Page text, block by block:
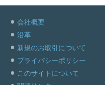
会社概要
沿革
新規のお取引について
プライバシーポリシー
このサイトについて